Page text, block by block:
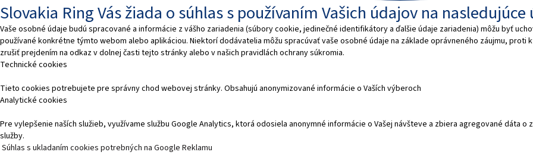
Slovakia Ring Vás žiada o súhlas s používaním Vašich údajov na nasledujúce
Vaše osobné údaje budú spracované a informácie z vášho zariadenia (súbory cookie, jedinečné identifikátory a ďalšie údaje zariadenia) môžu byť
používané konkrétne týmto webom alebo aplikáciou. Niektorí dodávatelia môžu spracúvať vaše osobné údaje na základe oprávneného záujmu,
zrušiť prejdením na odkaz v dolnej časti tejto stránky alebo v našich pravidlách ochrany súkromia.
Technické cookies
Tieto cookies potrebujete pre správny chod webovej stránky. Obsahujú anonymizované informácie o Vaších výberoch
Analytické cookies
Pre vylepšenie naších služieb, využívame službu Google Analytics, ktorá odosiela anonymné informácie o Vašej návšteve a zbiera agregované dáta
služby.
Súhlas s ukladaním cookies potrebných na Google Reklamu